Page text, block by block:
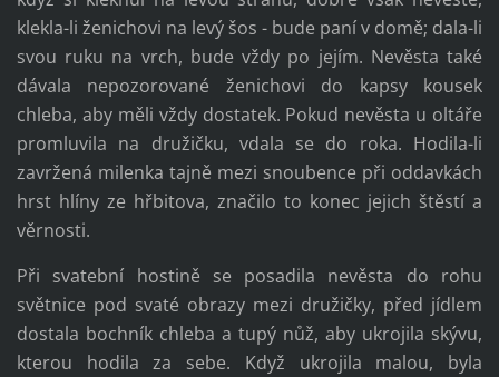
klekla-li ženichovi na levý šos - bude paní v domě; dala-li
svou ruku na vrch, bude vždy po jejím. Nevěsta také
dávala nepozorované ženichovi do kapsy kousek
chleba, aby měli vždy dostatek. Pokud nevěsta u oltáře
promluvila na družičku, vdala se do roka. Hodila-li
zavržená milenka tajně mezi snoubence při oddavkách
hrst hlíny ze hřbitova, značilo to konec jejich štěstí a
věrnosti.
Při svatební hostině se posadila nevěsta do rohu
světnice pod svaté obrazy mezi družičky, před jídlem
dostala bochník chleba a tupý nůž, aby ukrojila skývu,
kterou hodila za sebe. Když ukrojila malou, byla